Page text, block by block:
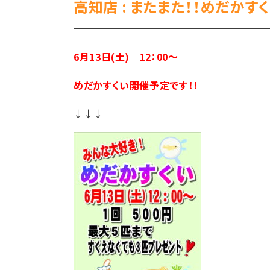
高知店 : またまた！！めだかす
6月13日(土) 12：00～
めだかすくい開催予定です！！
↓↓↓